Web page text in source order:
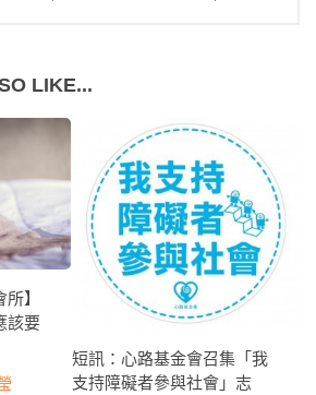
LIKE...
】
該要
短訊：心路基金會召集「我
支持障礙者參與社會」志